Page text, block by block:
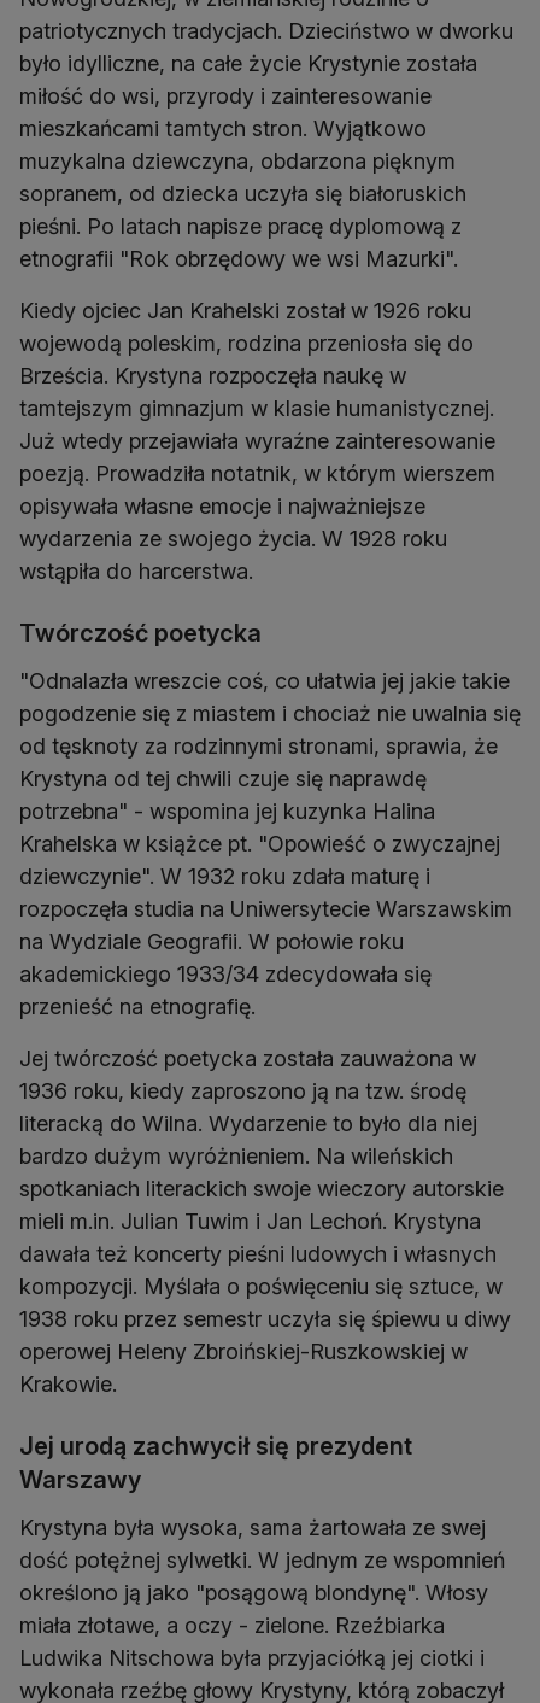
patriotycznych tradycjach. Dzieciństwo w dworku
było idylliczne, na całe życie Krystynie została
miłość do wsi, przyrody i zainteresowanie
mieszkańcami tamtych stron. Wyjątkowo
muzykalna dziewczyna, obdarzona pięknym
sopranem, od dziecka uczyła się białoruskich
pieśni. Po latach napisze pracę dyplomową z
etnografii "Rok obrzędowy we wsi Mazurki".
Kiedy ojciec Jan Krahelski został w 1926 roku
wojewodą poleskim, rodzina przeniosła się do
Brześcia. Krystyna rozpoczęła naukę w
tamtejszym gimnazjum w klasie humanistycznej.
Już wtedy przejawiała wyraźne zainteresowanie
poezją. Prowadziła notatnik, w którym wierszem
opisywała własne emocje i najważniejsze
wydarzenia ze swojego życia. W 1928 roku
wstąpiła do harcerstwa.
Twórczość poetycka
"Odnalazła wreszcie coś, co ułatwia jej jakie takie
pogodzenie się z miastem i chociaż nie uwalnia się
od tęsknoty za rodzinnymi stronami, sprawia, że
Krystyna od tej chwili czuje się naprawdę
potrzebna" - wspomina jej kuzynka Halina
Krahelska w książce pt. "Opowieść o zwyczajnej
dziewczynie". W 1932 roku zdała maturę i
rozpoczęła studia na Uniwersytecie Warszawskim
na Wydziale Geografii. W połowie roku
akademickiego 1933/34 zdecydowała się
przenieść na etnografię.
Jej twórczość poetycka została zauważona w
1936 roku, kiedy zaproszono ją na tzw. środę
literacką do Wilna. Wydarzenie to było dla niej
bardzo dużym wyróżnieniem. Na wileńskich
spotkaniach literackich swoje wieczory autorskie
mieli m.in. Julian Tuwim i Jan Lechoń. Krystyna
dawała też koncerty pieśni ludowych i własnych
kompozycji. Myślała o poświęceniu się sztuce, w
1938 roku przez semestr uczyła się śpiewu u diwy
operowej Heleny Zbroińskiej-Ruszkowskiej w
Krakowie.
Jej urodą zachwycił się prezydent
Warszawy
Krystyna była wysoka, sama żartowała ze swej
dość potężnej sylwetki. W jednym ze wspomnień
określono ją jako "posągową blondynę". Włosy
miała złotawe, a oczy - zielone. Rzeźbiarka
Ludwika Nitschowa była przyjaciółką jej ciotki i
wykonała rzeźbę głowy Krystyny, którą zobaczył